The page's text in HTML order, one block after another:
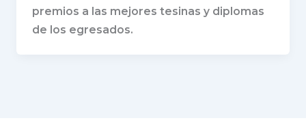
premios a las mejores tesinas y diplomas
de los egresados.